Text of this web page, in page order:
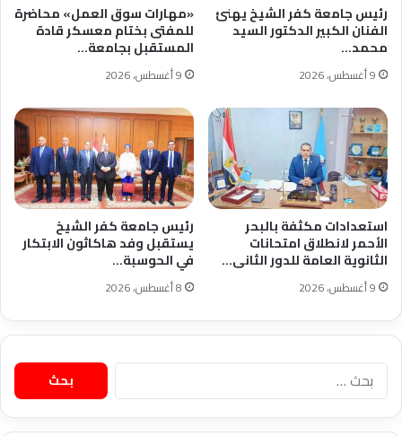
رئيس جامعة كفر الشيخ يهنئ
الفنان الكبير الدكتور السيد
محمد…
9 أغسطس، 2026
«مهارات سوق العمل» محاضرة
للمفتى بختام معسكر قادة
المستقبل بجامعة…
9 أغسطس، 2026
استعدادات مكثفة بالبحر
الأحمر لانطلاق امتحانات
الثانوية العامة للدور الثانى…
9 أغسطس، 2026
رئيس جامعة كفر الشيخ
يستقبل وفد هاكاثون الابتكار
في الحوسبة…
8 أغسطس، 2026
البحث
عن: